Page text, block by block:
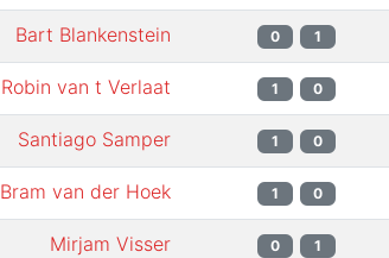
Bart Blankenstein 0 1
Robin van t Verlaat 1 0
Santiago Samper 1 0
Bram van der Hoek 1 0
Mirjam Visser 0 1